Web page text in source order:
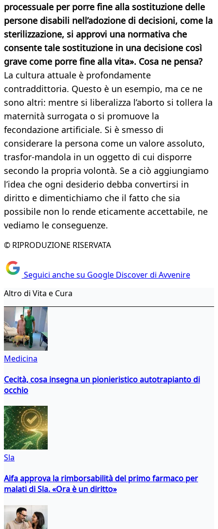
processuale per porre fine alla sostituzione delle
persone disabili nell’adozione di decisioni, come la
sterilizzazione, si approvi una normativa che
consente tale sostituzione in una decisione così
grave come porre fine alla vita». Cosa ne pensa?
La cultura attuale è profondamente
contraddittoria. Questo è un esempio, ma ce ne
sono altri: mentre si liberalizza l’aborto si tollera la
maternità surrogata o si promuove la
fecondazione artificiale. Si è smesso di
considerare la persona come un valore assoluto,
trasfor-mandola in un oggetto di cui disporre
secondo la propria volontà. Se a ciò aggiungiamo
l’idea che ogni desiderio debba convertirsi in
diritto e dimentichiamo che il fatto che sia
possibile non lo rende eticamente accettabile, ne
vediamo le conseguenze.
© RIPRODUZIONE RISERVATA
Seguici anche su Google Discover di Avvenire
Altro di Vita e Cura
Medicina
Cecità, cosa insegna un pionieristico autotrapianto di
occhio
Sla
Aifa approva la rimborsabilità del primo farmaco per
malati di Sla. «Ora è un diritto»